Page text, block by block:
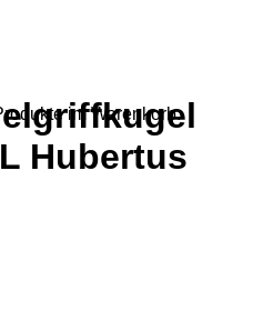
im Warenkorb.
Hubertus